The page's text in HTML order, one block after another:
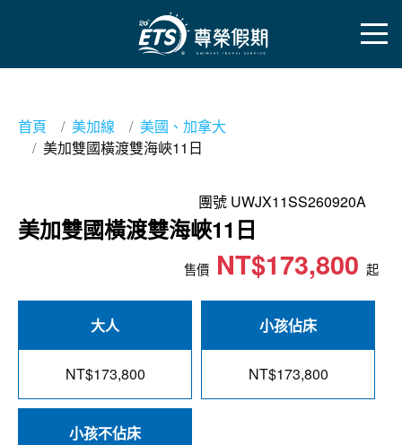
首頁 美加線
美國、加拿大
美加雙國橫渡雙海峽11日
團號 UWJX11SS260920A
美加雙國橫渡雙海峽11日
售價 NT$173,800 起
大人
NT$173,800
小孩佔床
NT$173,800
小孩不佔床